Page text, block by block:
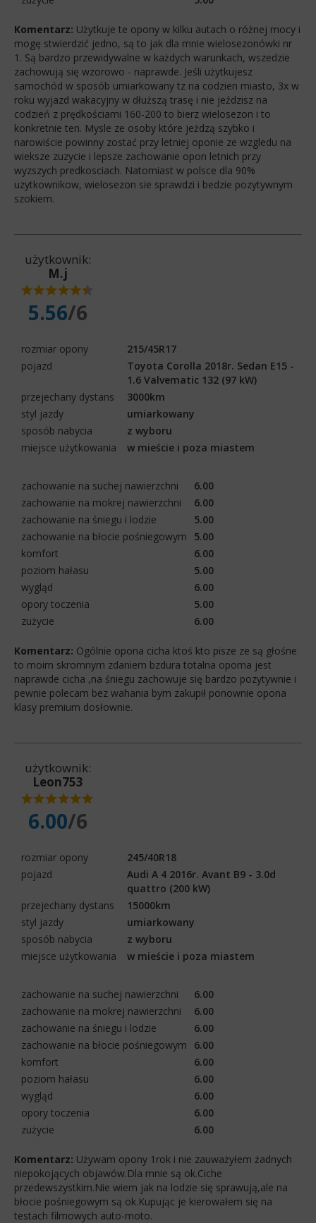
Komentarz: Użytkuje te opony w kilku autach o różnej mocy i
mogę stwierdzić jedno, są to jak dla mnie wielosezonówki nr
1. Są bardzo przewidywalne w każdych warunkach, wszedzie
zachowują się wzorowo - naprawde. Jeśli użytkujesz
samochód w sposób umiarkowany tz na codzien miasto, 3x w
roku wyjazd wakacyjny w dłuższą trasę i nie jeździsz na
codzień z prędkościami 160-200 to bierz wielosezon i to
konkretnie ten. Mysle ze osoby które jeżdzą szybko i
narowiście powinny zostać przy letniej oponie ze wzgledu na
wieksze zuzycie i lepsze zachowanie opon letnich przy
wyzszych predkosciach. Natomiast w polsce dla 90%
uzytkownikow, wielosezon sie sprawdzi i bedzie pozytywnym
szokiem.
użytkownik:
M.j
5.56/6
rozmiar opony
215/45R17
pojazd
Toyota Corolla 2018r. Sedan E15 -
1.6 Valvematic 132 (97 kW)
przejechany dystans
3000km
styl jazdy
umiarkowany
sposób nabycia
z wyboru
miejsce użytkowania
w mieście i poza miastem
zachowanie na suchej nawierzchni
6.00
zachowanie na mokrej nawierzchni
6.00
zachowanie na śniegu i lodzie
5.00
zachowanie na błocie pośniegowym
5.00
komfort
6.00
poziom hałasu
5.00
wygląd
6.00
opory toczenia
5.00
zużycie
6.00
Komentarz: Ogólnie opona cicha ktoś kto pisze ze są głośne
to moim skromnym zdaniem bzdura totalna opoma jest
naprawde cicha ,na śniegu zachowuje się bardzo pozytywnie i
pewnie polecam bez wahania bym zakupił ponownie opona
klasy premium dosłownie.
użytkownik:
Leon753
6.00/6
rozmiar opony
245/40R18
pojazd
Audi A 4 2016r. Avant B9 - 3.0d
quattro (200 kW)
przejechany dystans
15000km
styl jazdy
umiarkowany
sposób nabycia
z wyboru
miejsce użytkowania
w mieście i poza miastem
zachowanie na suchej nawierzchni
6.00
zachowanie na mokrej nawierzchni
6.00
zachowanie na śniegu i lodzie
6.00
zachowanie na błocie pośniegowym
6.00
komfort
6.00
poziom hałasu
6.00
wygląd
6.00
opory toczenia
6.00
zużycie
6.00
Komentarz: Używam opony 1rok i nie zauważyłem żadnych
niepokojących objawów.Dla mnie są ok.Ciche
przedewszystkim.Nie wiem jak na lodzie się sprawują,ale na
błocie pośniegowym są ok.Kupując je kierowałem się na
testach filmowych auto-moto.